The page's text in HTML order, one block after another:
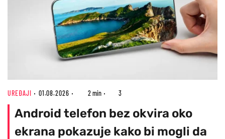
UREĐAJI 01.08.2026 2 min 3
Android telefon bez okvira oko
ekrana pokazuje kako bi mogli da